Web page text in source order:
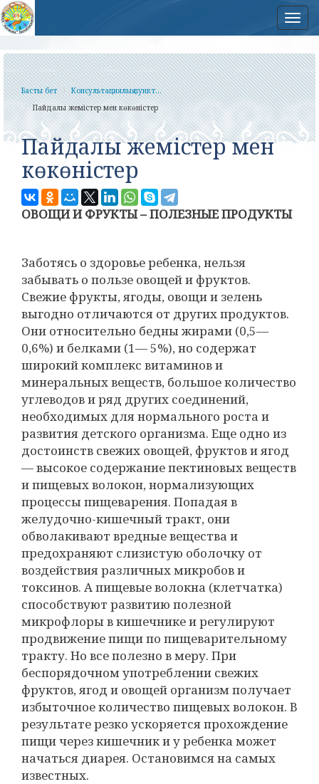
Басты бет
Консультациялық пункт...
Пайдалы жемістер мен көкөністер
Пайдалы жемістер мен
көкөністер
ОВОЩИ И ФРУКТЫ – ПОЛЕЗНЫЕ ПРОДУКТЫ
Заботясь о здоровье ребенка, нельзя
забывать о пользе овощей и фруктов.
Свежие фрукты, ягоды, овощи и зелень
выгодно отличаются от других продуктов.
Они относительно бедны жирами (0,5—
0,6%) и белками (1— 5%), но содержат
широкий комплекс витаминов и
минеральных веществ, большое количество
углеводов и ряд других соединений,
необходимых для нормального роста и
развития детского организма. Еще одно из
достоинств свежих овощей, фруктов и ягод
— высокое содержание пектиновых веществ
и пищевых волокон, нормализующих
процессы пищеварения. Попадая в
желудочно-кишечный тракт, они
обволакивают вредные вещества и
предохраняют слизистую оболочку от
воздействия различных микробов и
токсинов. А пищевые волокна (клетчатка)
способствуют развитию полезной
микрофлоры в кишечнике и регулируют
продвижение пищи по пищеварительному
тракту. Но все полезно в меру. При
беспорядочном употреблении свежих
фруктов, ягод и овощей организм получает
избыточное количество пищевых волокон. В
результате резко ускоряется прохождение
пищи через кишечник и у ребенка может
начаться диарея. Остановимся на самых
известных.